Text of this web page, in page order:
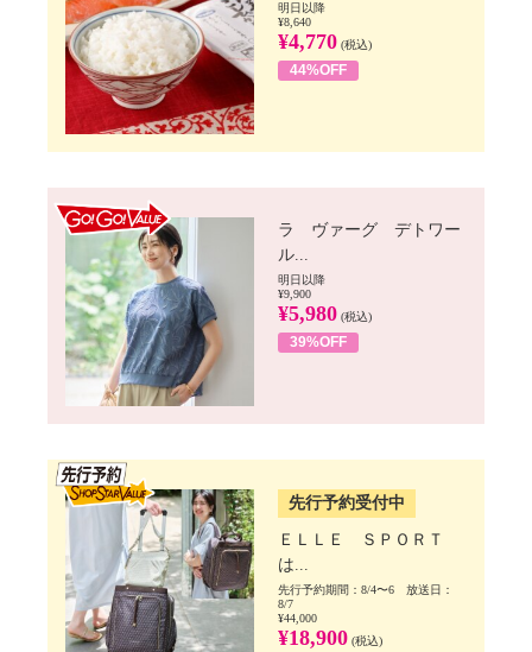
明日以降
¥8,640
¥4,770 (税込)
44%OFF
ラ ヴァーグ デトワー
ル...
明日以降
¥9,900
¥5,980 (税込)
39%OFF
先行予約受付中
ＥＬＬＥ ＳＰＯＲＴ
は...
先行予約期間：8/4〜6 放送日：
8/7
¥44,000
¥18,900 (税込)